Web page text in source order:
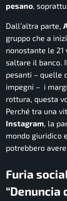
pesano,
Dall’altra parte,
gruppo che a
nonostante le
saltare il banco.
pesanti – quelle
impegni – i
rottura, questa
Perché tra una
Instagram, la
mondo giuridico
potrebbero
Furia
“Denuncia